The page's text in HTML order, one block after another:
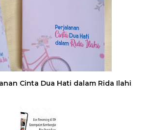
Cinta Dua Hati dalam Rida Ilahi